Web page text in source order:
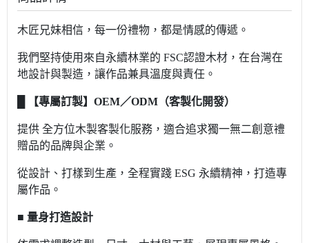
木匠兄妹相信，每一份禮物，都是情感的傳遞。
我們堅持使用來自永續林業的 FSC認證木材，在台灣在
地設計與製造，讓作品兼具溫度與責任。
【專屬訂製】OEM／ODM（客製化開發）
提供 全方位木製客製化服務，適合追求獨一無二創意禮
贈品的品牌與企業。
從設計、打樣到生產，全程實踐 ESG 永續精神，打造專
屬作品。
■ 量身打造設計